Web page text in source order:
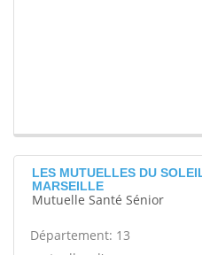
LES MUTUELLES DU
MARSEILLE
Mutuelle Santé Sénior
Département: 13